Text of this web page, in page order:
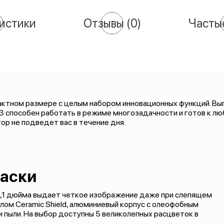
Отзывы (0)
размере с целым набором инновационных функций.
способен работать в режиме многозадачности и готов к
не подведет вас в течение дня.
дюйма выдает четкое изображение даже при слепящем
Ceramic Shield, алюминиевый корпус с олеофобным
На выбор доступны 5 великолепных расцветок в